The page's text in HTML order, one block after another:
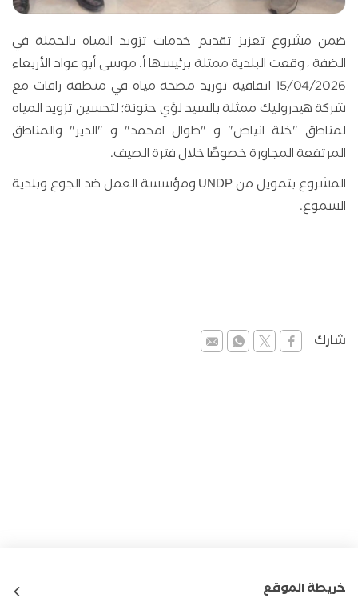
ضمن مشروع تعزيز تقديم خدمات تزويد المياه بالجملة في
الضفة ، وقعت البلدية ممثلة برئيسها أ. موسى أبو عواد الأربعاء
15/04/2026 اتفاقية توريد مضخة مياه في منطقة رافات مع
شركة هيدروليك ممثلة بالسيد لؤي حنونة؛ لتحسين تزويد المياه
لمناطق "خلة انياص" و "طوال امحمد" و "الدير" والمناطق
المرتفعة المجاورة خصوصًا خلال فترة الصيف.
المشروع بتمويل من UNDP ومؤسسة العمل ضد الجوع وبلدية
السموع.
شارك
خريطة الموقع